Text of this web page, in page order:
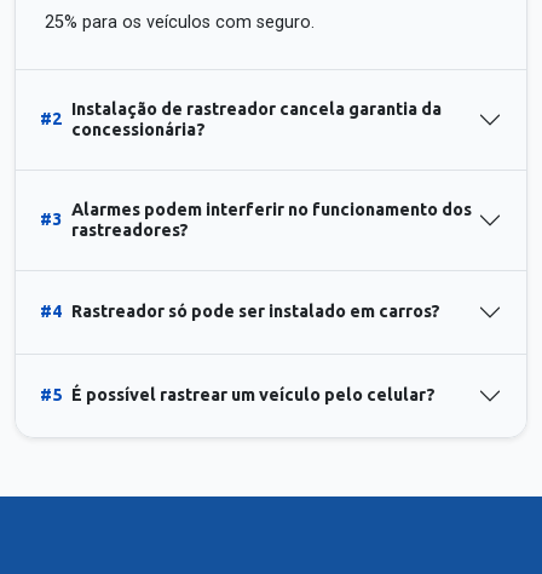
25% para os veículos com seguro.
#2
Instalação de rastreador cancela garantia da
concessionária?
#3
Alarmes podem interferir no funcionamento dos
rastreadores?
#4 Rastreador só pode ser instalado em carros?
#5 É possível rastrear um veículo pelo celular?